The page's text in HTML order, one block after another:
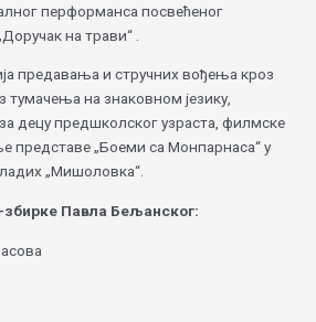
перформанса посвећеног
на трави“ .
предавања и стручних вођења кроз
тумачења на знаковном језику,
децу предшколског узраста, филмске
представе „Боеми са Монпарнаса“ у
„Мишоловка“.
Павла Бељанског: